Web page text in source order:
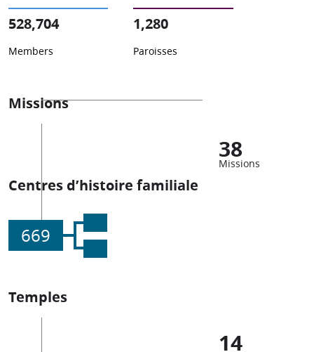
528,704
Members
1,280
Paroisses
Missions
38
Missions
Centres d’histoire familiale
669
Temples
14